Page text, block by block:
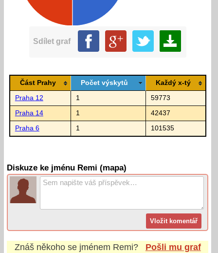
Sdílet graf
Část Prahy Počet výskytů Každý x-tý
Praha 12 1 59773
Praha 14 1 42437
Praha 6 1 101535
Diskuze ke jménu Remi (mapa)
Znáš někoho se jménem Remi?
Pošli mu graf